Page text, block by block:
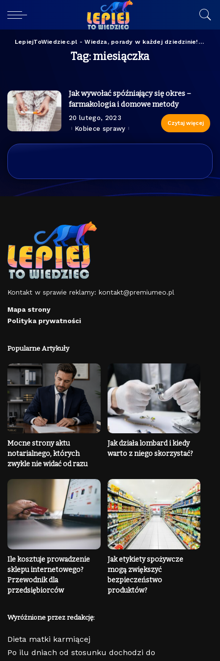
LepiejToWiedziec.pl - Wiedza, porady w każdej dziedzinie!
>
Tag:miesiączka
Jak wywołać spóźniający się okres –
farmakologia i domowe metody
20 lutego, 2023
Kobiece sprawy
Czytaj więcej
Kontakt w sprawie reklamy: kontakt@premiumeo.pl
Mapa strony
Polityka prywatności
Popularne Artykuły
Mocne strony aktu
notarialnego, których
zwykle nie widać od razu
Jak działa lombard i kiedy
warto z niego skorzystać?
Ile kosztuje prowadzenie
sklepu internetowego?
Przewodnik dla
przedsiębiorców
Jak etykiety spożywcze
mogą zwiększyć
bezpieczeństwo
produktów?
Wyróżnione przez redakcję:
Dieta matki karmiącej
Po ilu dniach od stosunku dochodzi do